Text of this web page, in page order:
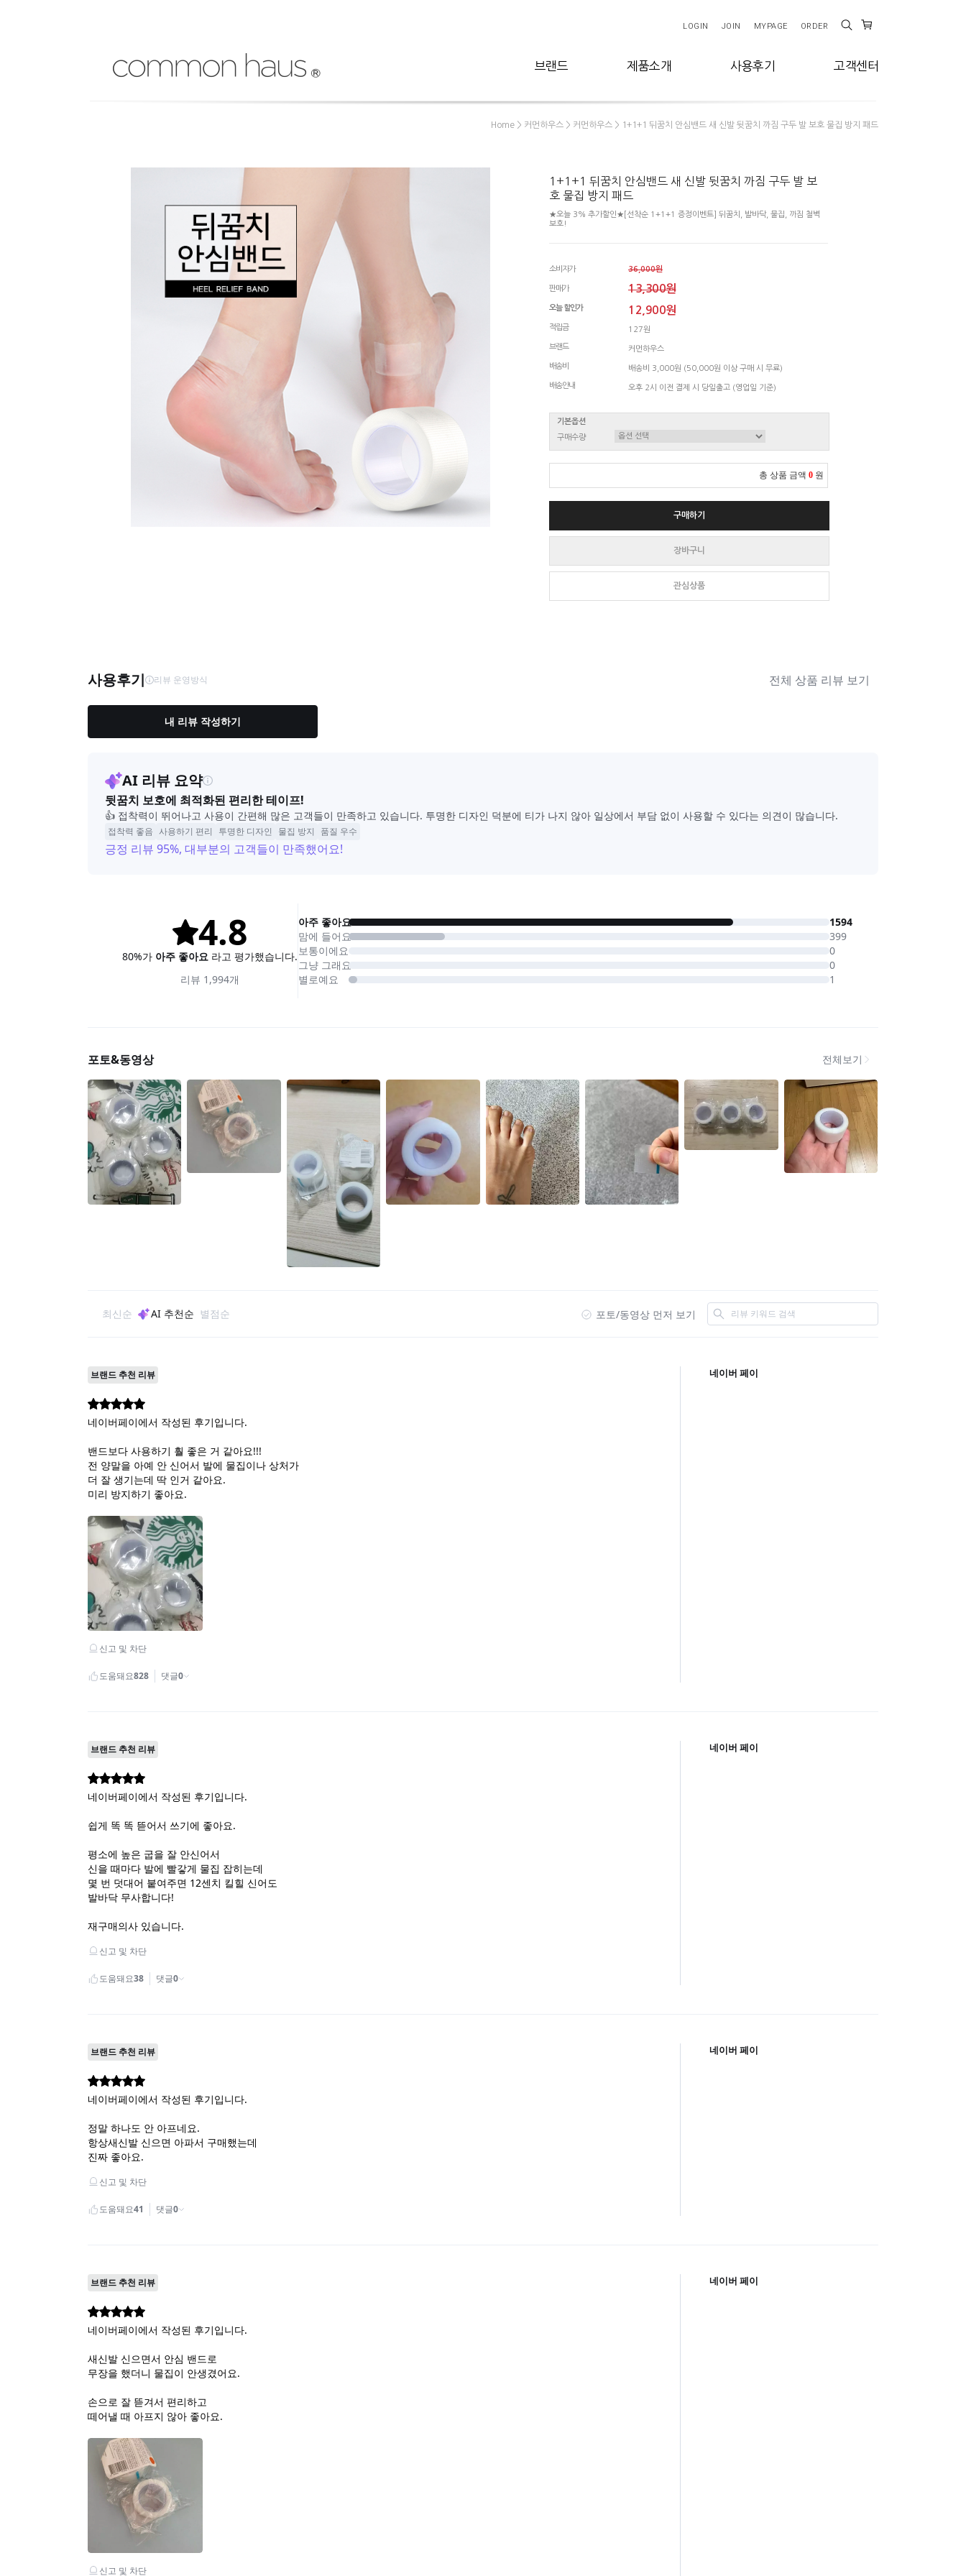
LOGIN JOIN MYPAGE ORDER
브랜드 제품소개 사용후기 고객센터
Home > 커먼하우스 > 커먼하우스 > 1+1+1 뒤꿈치 안심밴드 새 신발 뒷꿈치 까짐 구두 발 보호 물집 방지 패드
1+1+1 뒤꿈치 안심밴드 새 신발 뒷꿈치 까짐 구두 발 보
호 물집 방지 패드
★오늘 3% 추가할인★[선착순 1+1+1 증정이벤트] 뒤꿈치, 발바닥, 물집, 까짐 철벽
보호!
소비자가 36,000원
판매가 13,300원
오늘 할인가 12,900원
적립금 127원
브랜드 커먼하우스
배송비 배송비 3,000원 (50,000원 이상 구매 시 무료)
배송안내 오후 2시 이전 결제 시 당일출고 (영업일 기준)
기본옵션
구매수량
총 상품 금액 0 원
구매하기
장바구니
관심상품